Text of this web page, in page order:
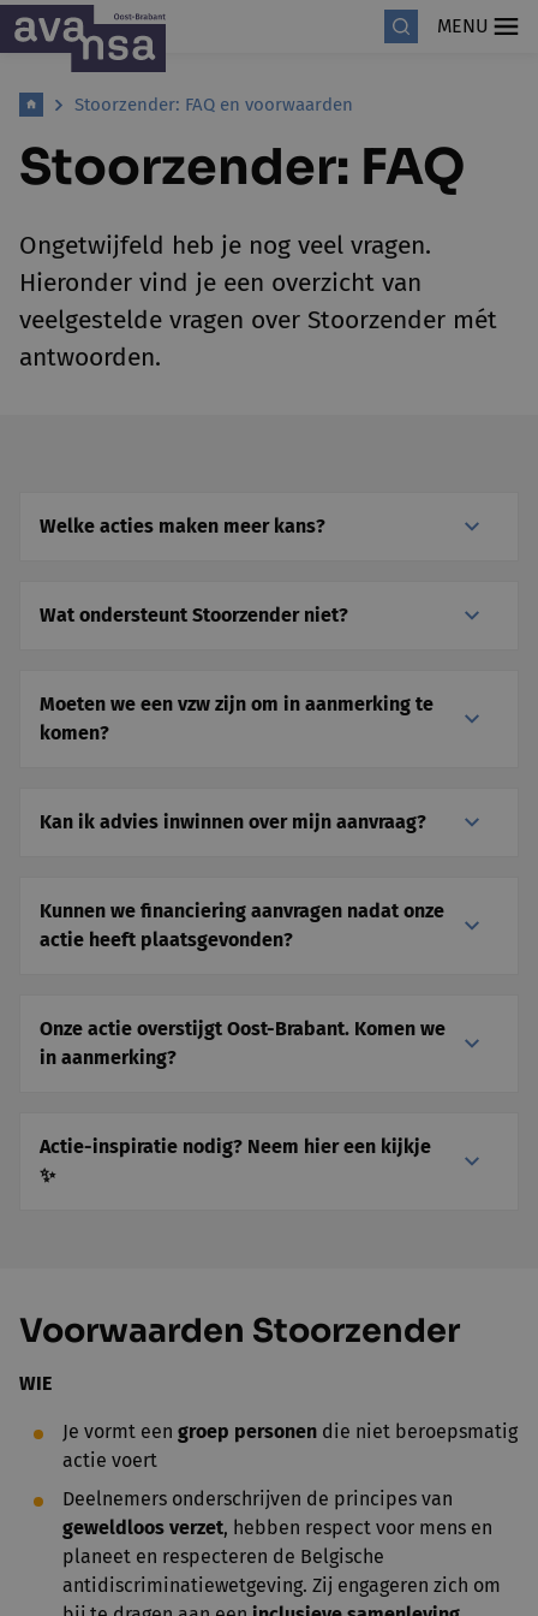
MENU
Stoorzender: FAQ en voorwaarden
Stoorzender: FAQ
Ongetwijfeld heb je nog veel vragen.
Hieronder vind je een overzicht van
veelgestelde vragen over Stoorzender mét
antwoorden.
Welke acties maken meer kans?
Wat ondersteunt Stoorzender niet?
Moeten we een vzw zijn om in aanmerking te
komen?
Kan ik advies inwinnen over mijn aanvraag?
Kunnen we financiering aanvragen nadat onze
actie heeft plaatsgevonden?
Onze actie overstijgt Oost-Brabant. Komen we
in aanmerking?
Actie-inspiratie nodig? Neem hier een kijkje
✨
Voorwaarden Stoorzender
WIE
Je vormt een groep personen die niet beroepsmatig
actie voert
Deelnemers onderschrijven de principes van
geweldloos verzet, hebben respect voor mens en
planeet en respecteren de Belgische
antidiscriminatiewetgeving. Zij engageren zich om